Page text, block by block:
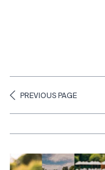
PREVIOUS PAGE